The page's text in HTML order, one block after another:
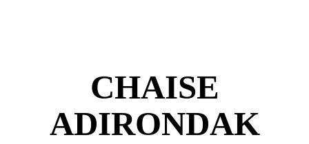
CHAISE
ADIRONDAK